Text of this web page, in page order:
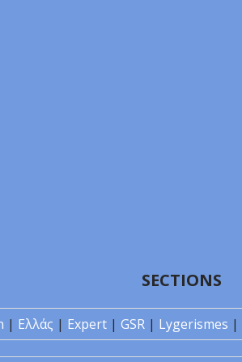
SECTIONS
| Ελλάς | Expert | GSR | Lygerismes |